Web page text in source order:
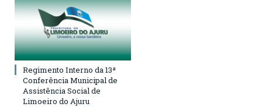
Regimento Interno da 13ª
Conferência Municipal de
Assistência Social de
Limoeiro do Ajuru